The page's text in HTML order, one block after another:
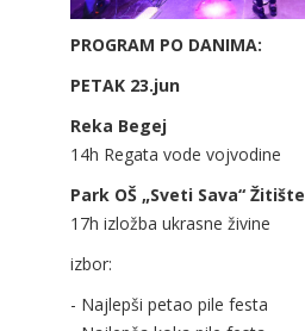
PROGRAM PO DANIMA:
PETAK 23.jun
Reka Begej
14h Regata vode vojvodine
Park OŠ „Sveti Sava“ Žitište
17h izložba ukrasne živine
izbor:
- Najlepši petao pile festa